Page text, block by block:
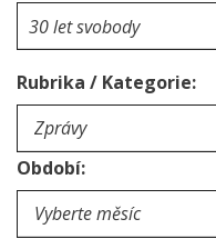
Rubrika / Kategorie:
Období: